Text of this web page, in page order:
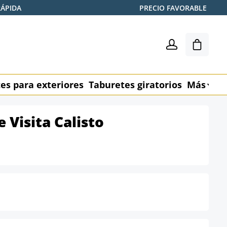
PRECIO FAVORABLE
El
para exteriores Taburetes giratorios Más
Visita Calisto